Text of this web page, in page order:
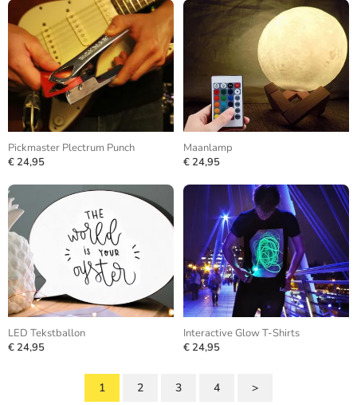
Pickmaster Plectrum Punch
€ 24,95
Maanlamp
€ 24,95
LED Tekstballon
€ 24,95
Interactive Glow T-Shirts
€ 24,95
1 2 3 4 >